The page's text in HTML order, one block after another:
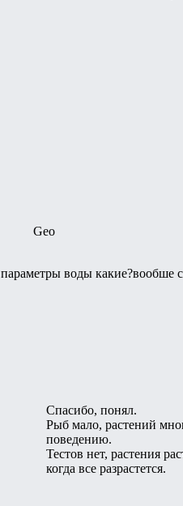
Geo
параметры воды какие?вообше
Спасибо, понял.
Рыб мало, растений
поведению.
Тестов нет, растения
когда все разрастется.